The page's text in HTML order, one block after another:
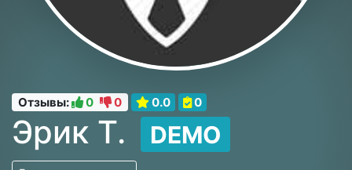
Отзывы: 0 0 0.0 0
Эрик Т. DEMO